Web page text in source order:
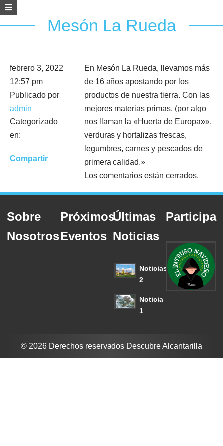
Mesón La Rueda
febrero 3, 2022
12:57 pm
Publicado por
admin
Categorizado
en:
Compartir
En Mesón La Rueda, llevamos más
de 16 años apostando por los
productos de nuestra tierra. Con las
mejores materias primas, (por algo
nos llaman la «Huerta de Europa»»,
verduras y hortalizas frescas,
legumbres, carnes y pescados de
primera calidad.»
Los comentarios están cerrados.
Sobre
Nosotros
Próximos
Eventos
Últimas
Noticias
Noticias
2
Noticia
1
Participa
© 2026 Derechos reservados Descubre Alcantarilla